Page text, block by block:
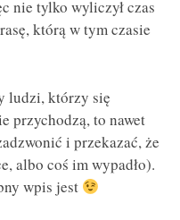
nie tylko wyliczył czas
którą w tym czasie
ludzi, którzy się
przychodzą, to nawet
i przekazać, że
albo coś im wypadło).
wpis jest